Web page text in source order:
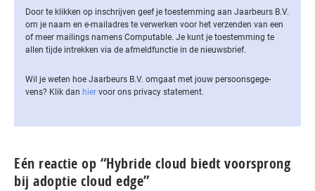
Door te klikken op inschrijven geef je toestemming aan Jaarbeurs B.V.
om je naam en e-mailadres te verwerken voor het verzenden van een
of meer mailings namens Computable. Je kunt je toestemming te
allen tijde intrekken via de af­meld­func­tie in de nieuwsbrief.
Wil je weten hoe Jaarbeurs B.V. omgaat met jouw per­soons­ge­ge­
vens? Klik dan hier voor ons privacy statement.
Eén reactie op “Hybride cloud biedt voorsprong
bij adoptie cloud edge”